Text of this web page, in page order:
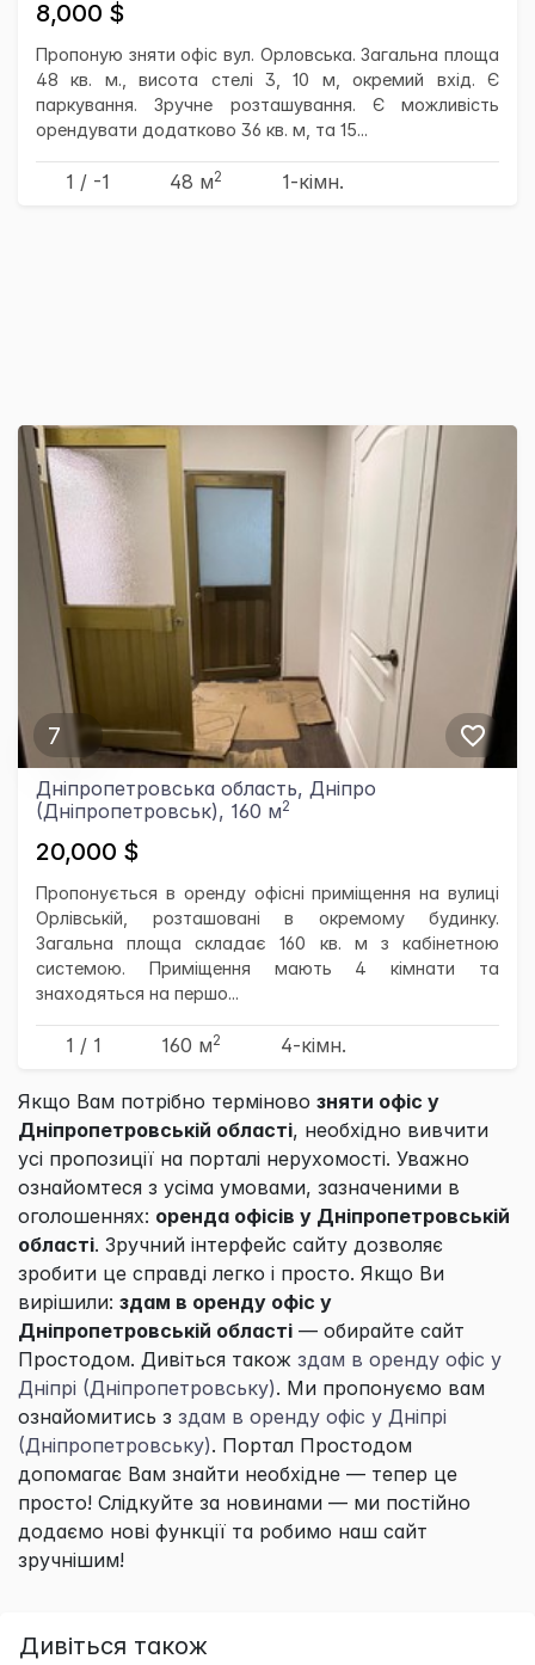
8,000 $
Пропоную зняти офіс вул. Орловська. Загальна площа
48 кв. м., висота стелі 3, 10 м, окремий вхід. Є
паркування. Зручне розташування. Є можливість
орендувати додатково 36 кв. м, та 15...
1 / -1 48 м2 1-кімн.
7
Дніпропетровська область, Дніпро
(Дніпропетровськ), 160 м2
20,000 $
Пропонується в оренду офісні приміщення на вулиці
Орлівській, розташовані в окремому будинку.
Загальна площа складає 160 кв. м з кабінетною
системою. Приміщення мають 4 кімнати та
знаходяться на першо...
1 / 1 160 м2 4-кімн.
Якщо Вам потрібно терміново зняти офіс у
Дніпропетровській області, необхідно вивчити
усі пропозиції на порталі нерухомості. Уважно
ознайомтеся з усіма умовами, зазначеними в
оголошеннях: оренда офісів у Дніпропетровській
області. Зручний інтерфейс сайту дозволяє
зробити це справді легко і просто. Якщо Ви
вирішили: здам в оренду офіс у
Дніпропетровській області — обирайте сайт
Простодом. Дивіться також здам в оренду офіс у
Дніпрі (Дніпропетровську). Ми пропонуємо вам
ознайомитись з здам в оренду офіс у Дніпрі
(Дніпропетровську). Портал Простодом
допомагає Вам знайти необхідне — тепер це
просто! Слідкуйте за новинами — ми постійно
додаємо нові функції та робимо наш сайт
зручнішим!
Дивіться також